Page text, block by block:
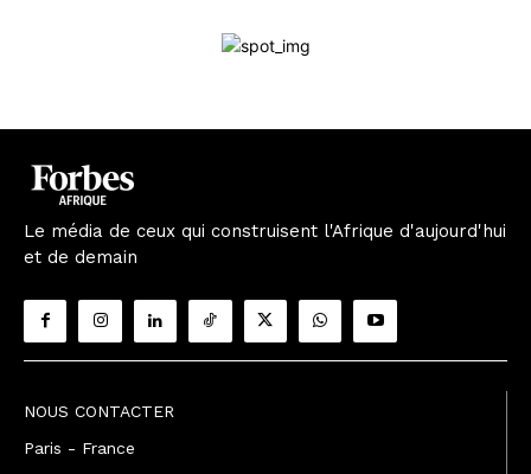
Le média de ceux qui construisent l'Afrique d'aujourd'hui
et de demain
NOUS CONTACTER
Paris - France